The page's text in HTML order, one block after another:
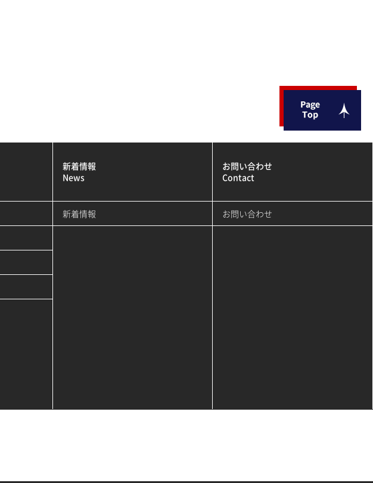
新着情報
News
新着情報
お問い合わせ
Contact
お問い合わせ